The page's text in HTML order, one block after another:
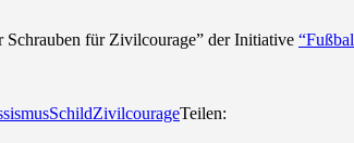
für Zivilcourage” der Initiative
SchildZivilcourageTeilen: